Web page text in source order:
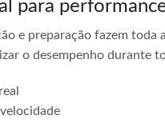
para
e preparação fazem
o desempenho durante